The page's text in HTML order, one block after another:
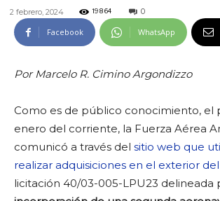
2 febrero, 2024 19864 0
Facebook WhatsApp
Por Marcelo R. Cimino Argondizzo
Como es de público conocimiento, el
enero del corriente, la Fuerza Aérea
comunicó a través del sitio web que
realizar adquisiciones en el exterior
licitación 40/03-005-LPU23 delineada